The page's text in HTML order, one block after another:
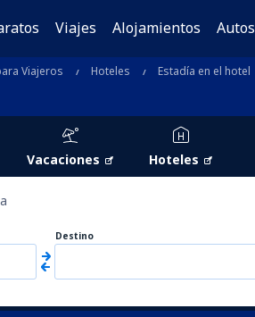
Viajes Alojamientos Autos
Viajeros Hoteles Estadía en el hotel
Vacaciones Hoteles
Destino